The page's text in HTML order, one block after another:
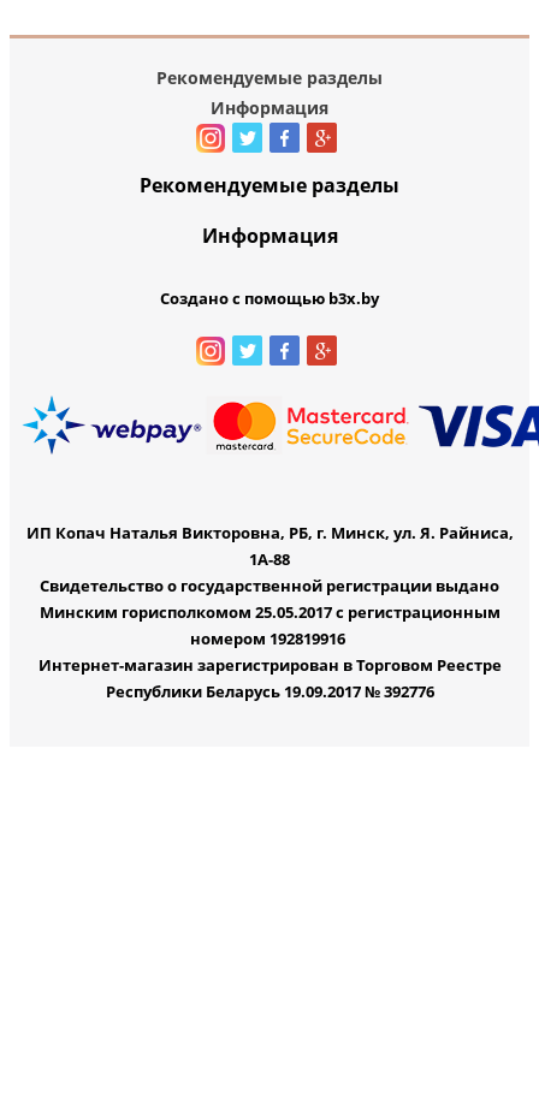
Рекомендуемые разделы
Информация
Рекомендуемые разделы
Информация
Создано с помощью b3x.by
ИП Копач Наталья Викторовна, РБ, г. Минск, ул. Я. Райниса,
1А-88
Свидетельство о государственной регистрации выдано
Минским горисполкомом 25.05.2017 с регистрационным
номером 192819916
Интернет-магазин зарегистрирован в Торговом Реестре
Республики Беларусь 19.09.2017 № 392776